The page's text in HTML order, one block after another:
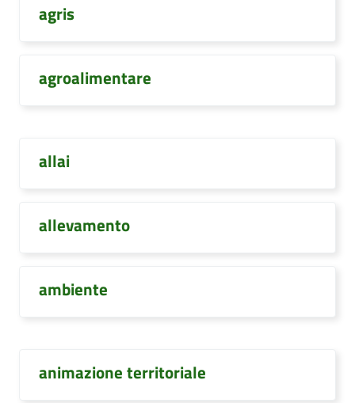
agris
agroalimentare
allai
allevamento
ambiente
animazione territoriale